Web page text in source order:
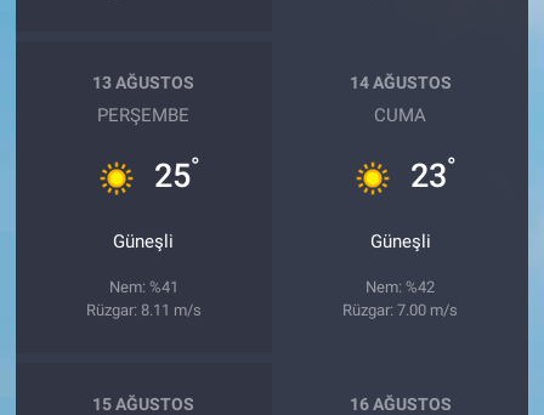
13 AĞUSTOS
PERŞEMBE
25°
Güneşli
Nem: %41
Rüzgar: 8.11 m/s
14 AĞUSTOS
CUMA
23°
Güneşli
Nem: %42
Rüzgar: 7.00 m/s
15 AĞUSTOS 16 AĞUSTOS